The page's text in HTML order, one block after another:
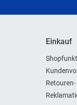
Einkauf
Retouren-